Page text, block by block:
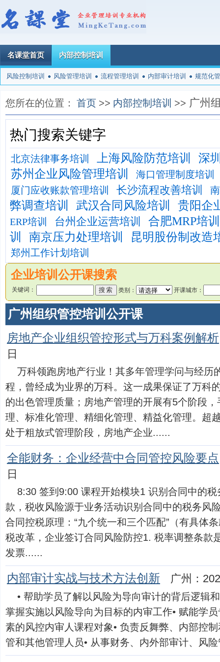
名课堂首页 内部控制培训
风险控制培训 风险管理培训 流程管理培训 内部审计培训 规范化
您所在的位置： 首页 >> 内部控制培训 >> 广州
热门搜索关键字
北京法律事务培训 上海风险防范培训
深
苏州企业风险管理培训
海口管理制度培训
厦门应收账款管理培训
长沙流程改善培训
弊调查培训 武汉合同风险培训 贵阳企
ERP培训 台州企业运营培训
合肥MRP培训
训
南京压力处理培训 昆明股份制改造
郑州工作计划培训
企业培训公开课搜索
关键词： 类别： 开课城市：
广州组织管控培训公开课
房地产企业组织管控形式与万科案例解析
日
万科领跑房地产行业！其多年管理学问与经
程，曾经成为业界的万科。这一成果保证了万科
的出色管理质量；房地产管理的开展有5个阶段
理、标准化管理、精细化管理、精益化管理。超
处于粗放式管理阶段，房地产企业......
全能财务：企业经营中合同管控风险要点
日
8:30 签到9:00 课程开始模块1 识别合同中的
款，税收风险源于业务活动识别合同中的税务风
合同控税原理：“九个统一和三个匹配”（有具体
税改革，企业签订合同风险防控1. 税率调整条款
发票......
内部审计实战与技术方法创新 广州：
• 帮助学员了解以风险为导向审计的背后逻辑
掌握实施以风险导向为目标的内审工作• 赋能学
素的风控内审人课程对象• 负责反舞弊、内部控
管和其他管理人员• 从事财务、内外部审计、风